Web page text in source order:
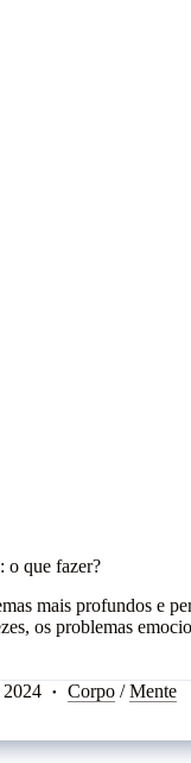
o que fazer?
mais profundos e
os problemas
Corpo /Mente